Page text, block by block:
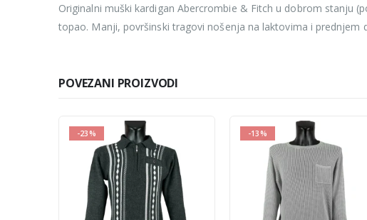
Originalni muški kardigan Abercrombie & Fitch u dobrom stanju
topao. Manji, površinski tragovi nošenja na laktovima i prednjem
POVEZANI PROIZVODI
-23% -13%